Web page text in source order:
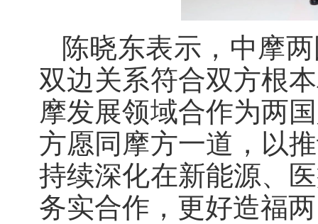
陈晓东表示，中摩
双边关系符合双方根
摩发展领域合作为两
方愿同摩方一道，以
持续深化在新能源、
务实合作，更好造福